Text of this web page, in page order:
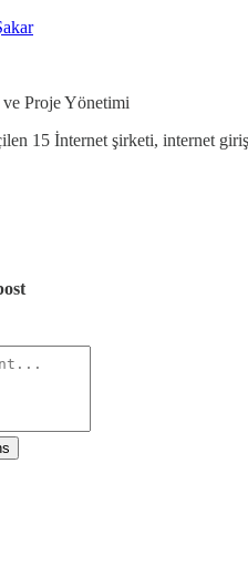
ve Proje Yönetimi
15 İnternet şirketi, internet